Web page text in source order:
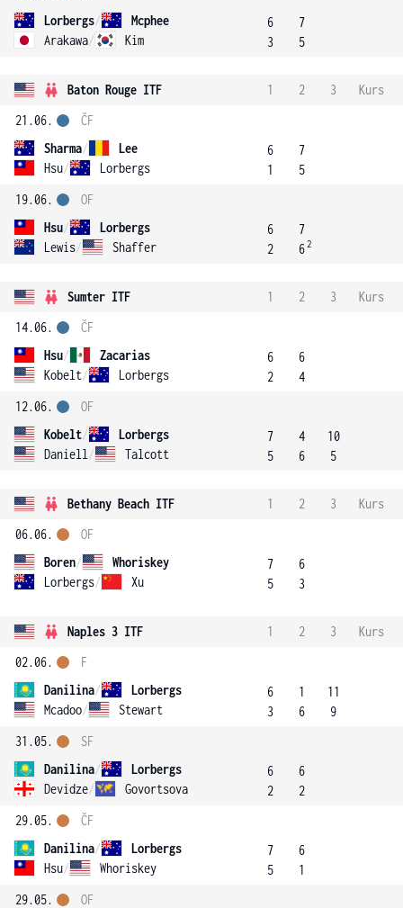
Lorbergs/
Mcphee
Arakawa/ Kim
6
3
7
5
Baton Rouge ITF 1 2 3
Kurs
21.06.
Sharma/
Lee
Hsu/ Lorbergs
ČF
6
1
7
5
19.06.
Hsu/
Lorbergs
Lewis/ Shaffer
OF
6
2
7
62
Sumter ITF 1 2 3
Kurs
14.06.
Hsu/
Zacarias
Kobelt/ Lorbergs
ČF
6
2
6
4
12.06.
Kobelt/
Lorbergs
Daniell / Talcott
OF
7
5
4
6
10
5
Bethany Beach ITF 1 2 3
Kurs
06.06.
Boren/
Whoriskey
Lorbergs/ Xu
OF
7
5
6
3
Naples 3 ITF 1 2 3
Kurs
02.06.
Danilina/
Lorbergs
Mcadoo/ Stewart
F
6
3
1
6
11
9
31.05.
Danilina/
Lorbergs
Devidze/ Govortsova
SF
6
2
6
2
29.05.
Danilina/
Lorbergs
Hsu/ Whoriskey
ČF
7
5
6
1
29.05.
OF